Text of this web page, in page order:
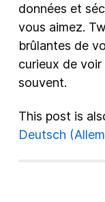
données et
vous aimez.
brûlantes de
curieux de voir
souvent.
This post is
Deutsch (